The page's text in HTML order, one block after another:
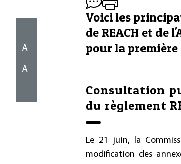
A
A
Voici les
de REACH et de
pour la
Consultation
du règlement
Le 21 juin, la
modification des